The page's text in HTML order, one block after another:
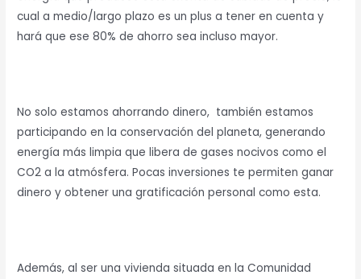
cual a medio/largo plazo es un plus a tener en cuenta y
hará que ese 80% de ahorro sea incluso mayor.
No solo estamos ahorrando dinero, también estamos
participando en la conservación del planeta, generando
energía más limpia que libera de gases nocivos como el
CO2 a la atmósfera. Pocas inversiones te permiten ganar
dinero y obtener una gratificación personal como esta.
Además, al ser una vivienda situada en la Comunidad